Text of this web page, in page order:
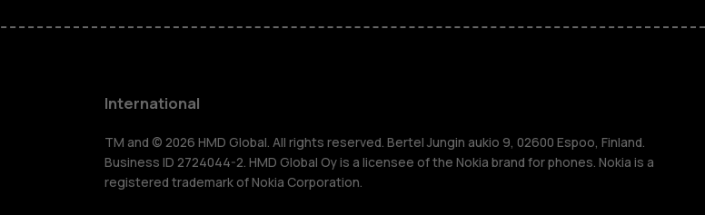
Accessories
HMD Terra M
For business
International
TM and © 2026 HMD Global. All rights reserved. Bertel Jungin aukio 9, 02600 Espoo, Finland.
Business ID 2724044-2. HMD Global Oy is a licensee of the Nokia brand for phones. Nokia is a
registered trademark of Nokia Corporation.